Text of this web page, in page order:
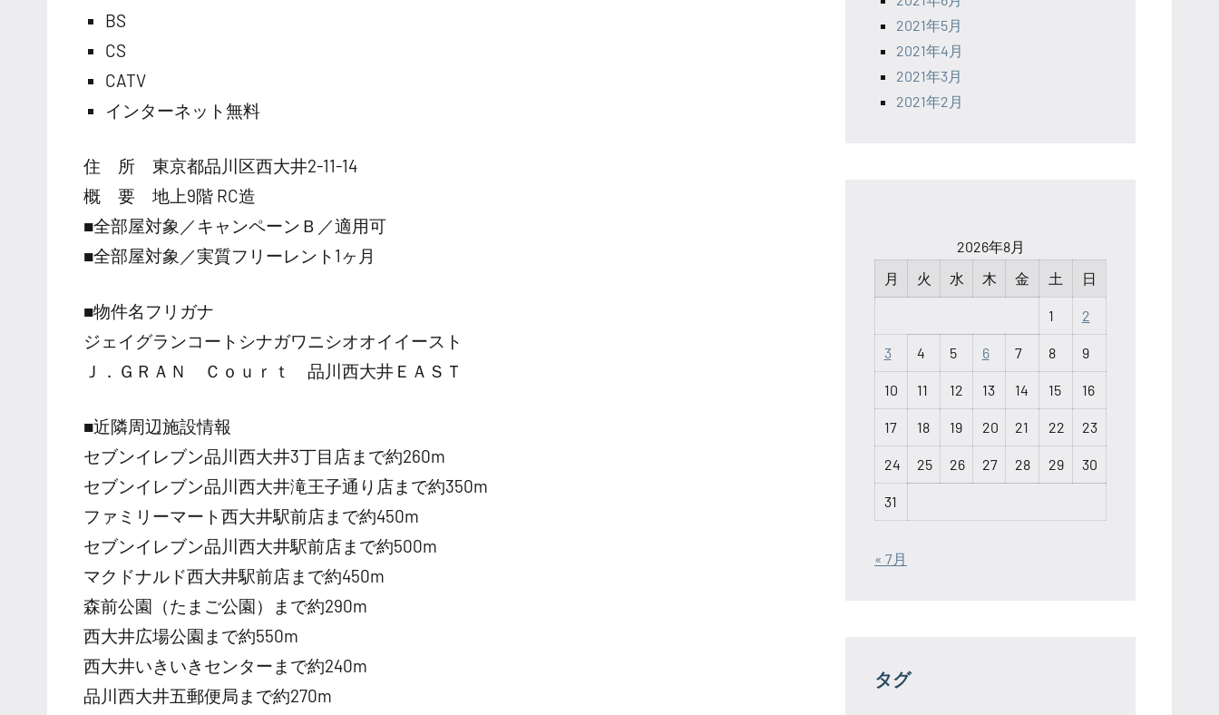
BS
CS
CATV
インターネット無料
住 所 東京都品川区西大井2-11-14
概 要 地上9階 RC造
■全部屋対象／キャンペーンＢ／適用可
■全部屋対象／実質フリーレント1ヶ月
■物件名フリガナ
ジェイグランコートシナガワニシオオイイースト
Ｊ．ＧＲＡＮ Ｃｏｕｒｔ 品川西大井ＥＡＳＴ
■近隣周辺施設情報
セブンイレブン品川西大井3丁目店まで約260m
セブンイレブン品川西大井滝王子通り店まで約350m
ファミリーマート西大井駅前店まで約450m
セブンイレブン品川西大井駅前店まで約500m
マクドナルド西大井駅前店まで約450m
森前公園（たまご公園）まで約290m
西大井広場公園まで約550m
西大井いきいきセンターまで約240m
品川西大井五郵便局まで約270m
2021年5月
2021年4月
2021年3月
2021年2月
2026年8月
月
火 水 木 金 土 日
1 2
3 4 5 6 7 8 9
10 11 12 13 14 15 16
17 18 19 20 21 22 23
24 25 26 27 28 29 30
31
« 7月
タグ